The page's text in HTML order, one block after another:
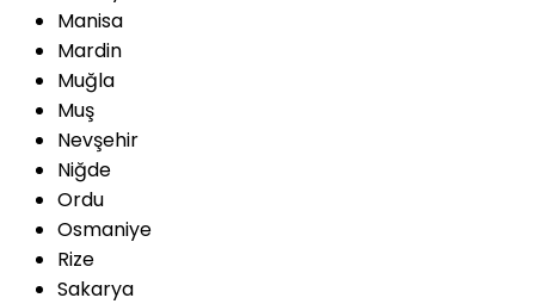
Manisa
Mardin
Muğla
Muş
Nevşehir
Niğde
Ordu
Osmaniye
Rize
Sakarya